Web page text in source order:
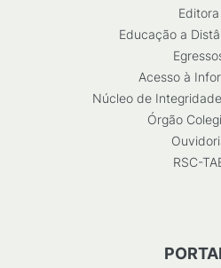
Editora
Educação a
Acesso à
Núcleo de
Órgão
RSC-